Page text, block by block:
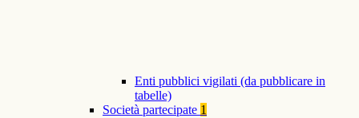
Enti pubblici vigilati (da pubblicare in
tabelle)
Società partecipate 1